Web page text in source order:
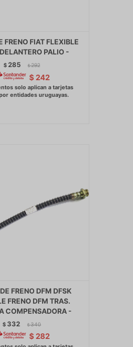
FRENO FIAT FLEXIBLE
PALIO -
$285 $ 292
$ 242
FRENO DFM DFSK
FRENO DFM TRAS.
COMPENSADORA -
$ 332 $ 340
$ 282